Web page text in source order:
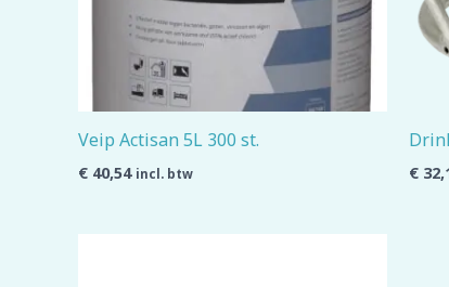
Veip Actisan 5L 300 st.
€ 40,54 incl. btw €